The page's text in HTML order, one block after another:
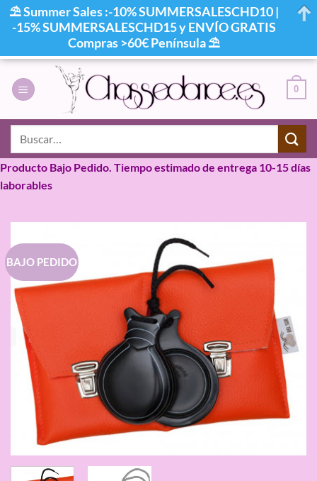
contenido
0
Producto Bajo Pedido. Tiempo estimado de entrega 10-15 días
laborables
BAJO PEDIDO
⛱ Summer Sales :-10% SUMMERSALESCHD10 |
-15% SUMMERSALESCHD15 y ENVÍO GRATIS
Compras >60€ Península ⛱